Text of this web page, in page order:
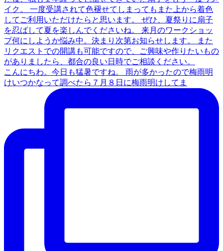
こんにちわ。今日も猛暑ですね。 雨が多かったので梅雨明
けいつかなって調べたら７月８日に梅雨明けしてま